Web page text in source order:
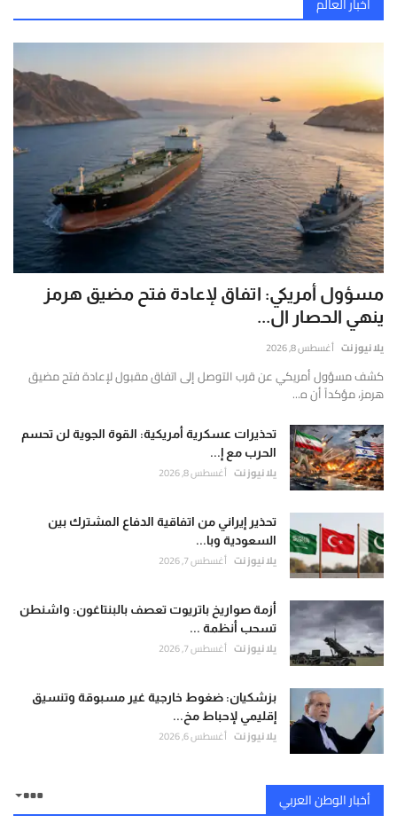
تقارير
دقيقة
مستندة
إلى
التحليل
العميق
والتحقق
الفوري
من
المصادر
والأرقام
الحية.
بيان عسكري لأنصار الله : مقتل وإصابة المئات باستهداف تحشيدات سعودية بالصواريخ والمسيرات
هجوم واسع بالصواريخ والمسيرات يستهدف ميناء ومواقع في المخا
خروقات إسرائيلية بغزة وضغوط بالكابينت لنسف خطة ترامب
أخبار العالم
مسؤول أمريكي: اتفاق لإعادة فتح مضيق هرمز
ينهي الحصار ال...
يلا نيوز نت أغسطس 8, 2026
كشف مسؤول أمريكي عن قرب التوصل إلى اتفاق مقبول لإعادة فتح مضيق
هرمز، مؤكداً أن ه...
تحذيرات عسكرية أمريكية: القوة الجوية لن تحسم
الحرب مع إ...
يلا نيوز نت أغسطس 8, 2026
تحذير إيراني من اتفاقية الدفاع المشترك بين
السعودية وبا...
يلا نيوز نت أغسطس 7, 2026
أزمة صواريخ باتريوت تعصف بالبنتاغون: واشنطن
تسحب أنظمة ...
يلا نيوز نت أغسطس 7, 2026
بزشكيان: ضغوط خارجية غير مسبوقة وتنسيق
إقليمي لإحباط مخ...
يلا نيوز نت أغسطس 6, 2026
أخبار الوطن العربي